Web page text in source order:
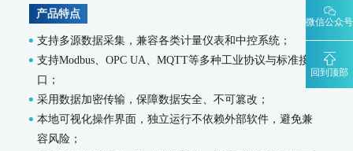
MODEL 9850-总氮水质在线自动监测仪
MODEL 2000-pH-水质在线自动监测仪
水质特征因子在线分析仪
WQMS-900HM-水中多参数重金属（XRF）在线监测系统
智慧监测监管平台
大气污染防治决策支持平台
微信公众号
回到顶部
产品特点
支持多源数据采集，兼容各类计量仪表和中控系统；
支持Modbus、OPC UA、MQTT等多种工业协议与标准接
口；
采用数据加密传输，保障数据安全、不可篡改；
本地可视化操作界面，独立运行不依赖外部软件，避免兼
容风险；